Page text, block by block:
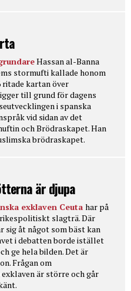
Hassan al-Banna
stormufti kallade honom
ritade kartan över
till grund för dagens
i spanska
vid sidan av det
och Brödraskapet. Han
brödraskapet.
är djupa
exklaven Ceuta har på
slagträ. Där
sig åt något som bäst kan
i debatten borde istället
ge hela bilden. Det är
Frågan om
är större och går